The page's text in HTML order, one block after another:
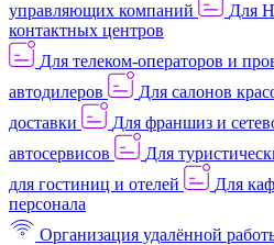
управляющих компаний
Для
контактных центров
Для телеком-операторов и
автодилеров
Для салонов
доставки
Для франшиз и
автосервисов
Для
для гостиниц и отелей
Для
персонала
Организация удалённой